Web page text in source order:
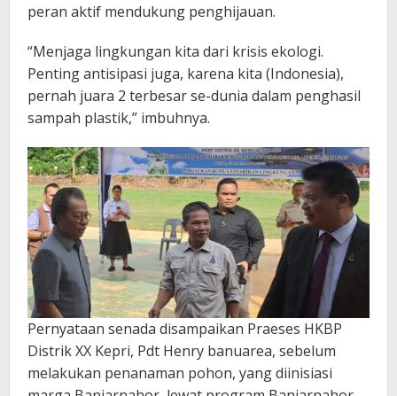
peran aktif mendukung penghijauan.
“Menjaga lingkungan kita dari krisis ekologi.
Penting antisipasi juga, karena kita (Indonesia),
pernah juara 2 terbesar se-dunia dalam penghasil
sampah plastik,” imbuhnya.
Pernyataan senada disampaikan Praeses HKBP
Distrik XX Kepri, Pdt Henry banuarea, sebelum
melakukan penanaman pohon, yang diinisiasi